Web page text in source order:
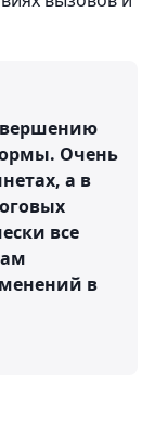
Очень
а в
все
в